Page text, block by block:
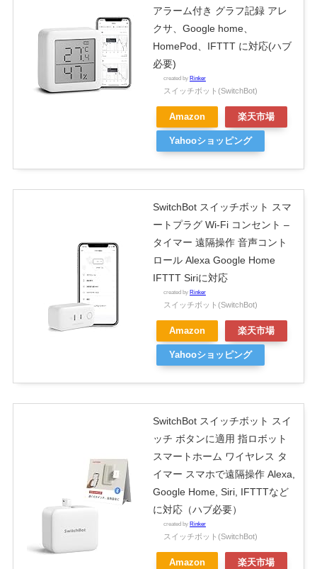
アラーム付き グラフ記録 アレ
クサ、Google home、
HomePod、IFTTT に対応(ハブ
必要)
created by Rinker
スイッチボット(SwitchBot)
Amazon 楽天市場
Yahooショッピング
SwitchBot スイッチボット スマ
ートプラグ Wi-Fi コンセント –
タイマー 遠隔操作 音声コント
ロール Alexa Google Home
IFTTT Siriに対応
created by Rinker
スイッチボット(SwitchBot)
Amazon 楽天市場
Yahooショッピング
SwitchBot スイッチボット スイ
ッチ ボタンに適用 指ロボット
スマートホーム ワイヤレス タ
イマー スマホで遠隔操作 Alexa,
Google Home, Siri, IFTTTなど
に対応（ハブ必要）
created by Rinker
スイッチボット(SwitchBot)
Amazon 楽天市場